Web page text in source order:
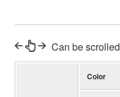
Can be scrolled
Color